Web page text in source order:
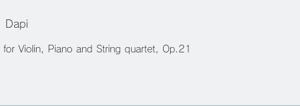
Dapi
for Violin, Piano and String quartet, Op.21